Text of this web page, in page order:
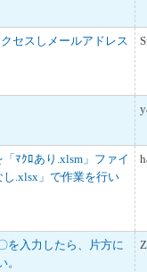
セスしメールアドレス
「ﾏｸﾛあり.xlsm」ファイ
.xlsx」で作業を行い
を入力したら、片方に